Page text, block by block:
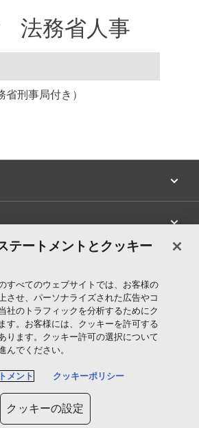
法務省人事
刑事局付き）
いて
テートメントとクッキー
すべてのウェブサイトでは、お客様の
させ、パーソナライズされた広告やコ
社のトラフィックを分析するためにク
す。お客様には、クッキーを許可する
ります。クッキー許可の選択について
んでください。
メント クッキーポリシー
クッキーの設定